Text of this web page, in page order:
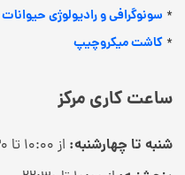
* سونوگرافی و رادیولوژی حیوانات
*کاشت میکروچیپ
ساعت کاری مرکز
شنبه تا چهارشنبه: از ۱۰:۰۰ تا ۲۲:۳۰